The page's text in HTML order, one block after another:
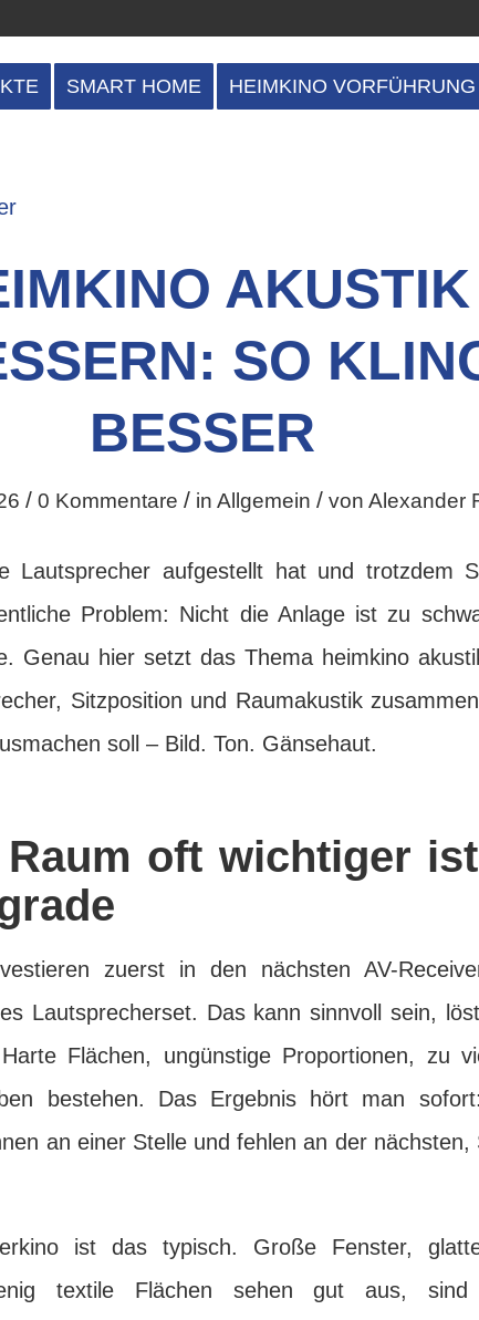
SMART HOME HEIMKINO VORFÜHRUNG
AKUSTIK
SO
BESSER
/ 0 Kommentare / in Allgemein / von Alexander
Lautsprecher aufgestellt hat und trotzdem
Problem: Nicht die Anlage ist zu
Genau hier setzt das Thema heimkino
Sitzposition und Raumakustik
soll – Bild. Ton. Gänsehaut.
oft wichtiger
zuerst in den nächsten AV-
Lautsprecherset. Das kann sinnvoll sein,
Flächen, ungünstige Proportionen, zu
bestehen. Das Ergebnis hört man
an einer Stelle und fehlen an der nächsten,
ist das typisch. Große Fenster,
textile Flächen sehen gut aus, sind